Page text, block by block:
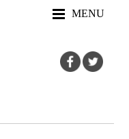
MENU